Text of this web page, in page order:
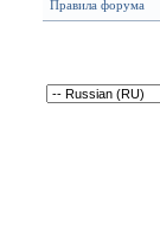
Правила форума